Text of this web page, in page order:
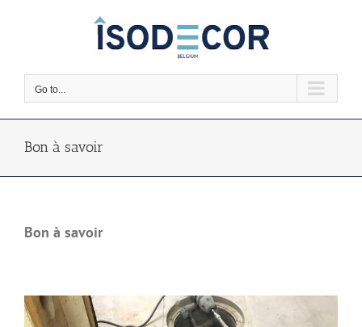
Go to...
Bon à savoir
Bon à savoir